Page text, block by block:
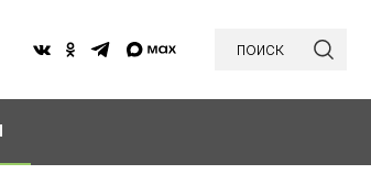
поиск